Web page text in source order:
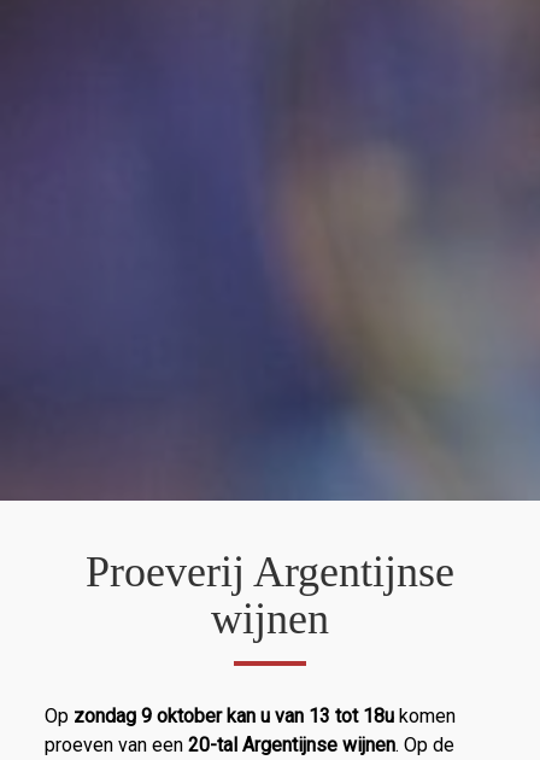
Proeverij Argentijnse
wijnen
Op zondag 9 oktober kan u van 13 tot 18u komen
proeven van een20-tal Argentijnse wijnen. Op de